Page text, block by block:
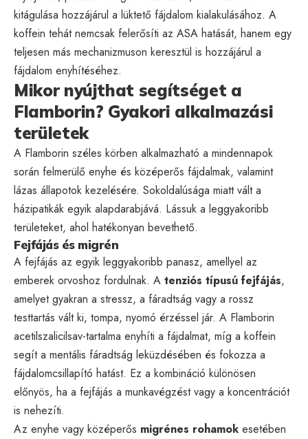
kitágulása hozzájárul a lüktető fájdalom kialakulásához. A
koffein tehát nemcsak felerősíti az ASA hatását, hanem egy
teljesen más mechanizmuson keresztül is hozzájárul a
fájdalom enyhítéséhez.
Mikor nyújthat segítséget a
Flamborin? Gyakori alkalmazási
területek
A Flamborin széles körben alkalmazható a mindennapok
során felmerülő enyhe és középerős fájdalmak, valamint
lázas állapotok kezelésére. Sokoldalúsága miatt vált a
házipatikák egyik alapdarabjává. Lássuk a leggyakoribb
területeket, ahol hatékonyan bevethető.
Fejfájás és migrén
A fejfájás az egyik leggyakoribb panasz, amellyel az
emberek orvoshoz fordulnak. A tenziós típusú fejfájás,
amelyet gyakran a stressz, a fáradtság vagy a rossz
testtartás vált ki, tompa, nyomó érzéssel jár. A Flamborin
acetilszalicilsav-tartalma enyhíti a fájdalmat, míg a koffein
segít a mentális fáradtság leküzdésében és fokozza a
fájdalomcsillapító hatást. Ez a kombináció különösen
előnyös, ha a fejfájás a munkavégzést vagy a koncentrációt
is nehezíti.
Az enyhe vagy középerős migrénes rohamok esetében